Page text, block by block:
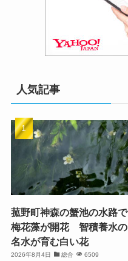
人気記事
菰野町神森の蟹池の水路で
梅花藻が開花 智積養水の
名水が育む白い花
2026年8月4日 総合 6509